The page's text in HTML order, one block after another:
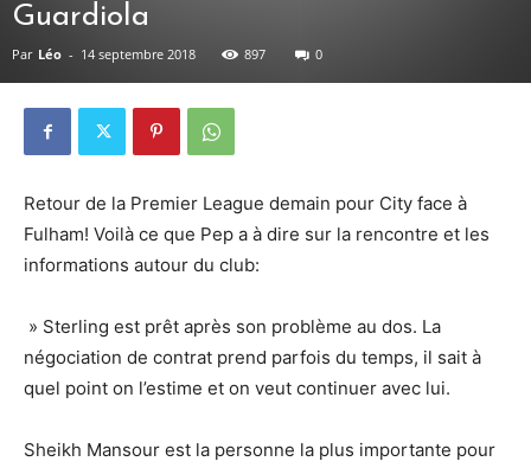
Guardiola
Par Léo - 14 septembre 2018 897 0
Retour de la Premier League demain pour City face à
Fulham! Voilà ce que Pep a à dire sur la rencontre et les
informations autour du club:
» Sterling est prêt après son problème au dos. La
négociation de contrat prend parfois du temps, il sait à
quel point on l’estime et on veut continuer avec lui.
Sheikh Mansour est la personne la plus importante pour